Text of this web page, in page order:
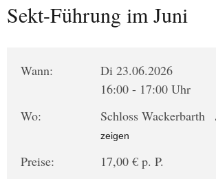
Sekt-Führung im Juni
Wann:
Di 23.06.2026
16:00 - 17:00 Uhr
Wo:
Schloss Wackerbarth
zeigen
Preise:
17,00 € p. P.